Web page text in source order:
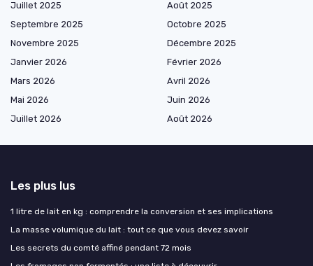
Juillet 2025
Août 2025
Septembre 2025
Octobre 2025
Novembre 2025
Décembre 2025
Janvier 2026
Février 2026
Mars 2026
Avril 2026
Mai 2026
Juin 2026
Juillet 2026
Août 2026
Les plus lus
1 litre de lait en kg : comprendre la conversion et ses implications
La masse volumique du lait : tout ce que vous devez savoir
Les secrets du comté affiné pendant 72 mois